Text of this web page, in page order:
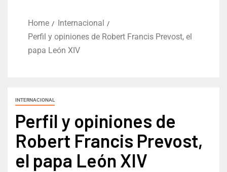
Home
Internacional
Perfil y opiniones de Robert Francis Prevost, el
papa León XIV
INTERNACIONAL
Perfil y opiniones de
Robert Francis Prevost,
el papa León XIV